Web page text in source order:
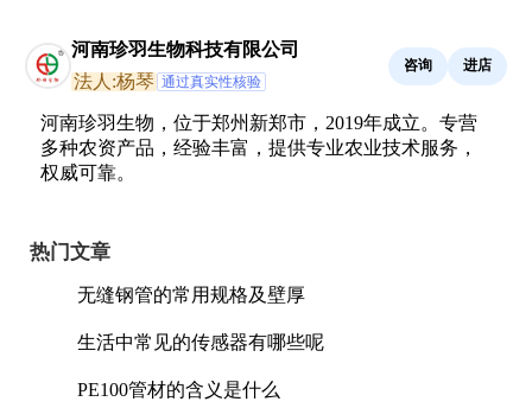
河南珍羽生物科技有限公司
法人:杨琴 通过真实性核验
咨询 进店
河南珍羽生物，位于郑州新郑市，2019年成立。专营
多种农资产品，经验丰富，提供专业农业技术服务，
权威可靠。
热门文章
无缝钢管的常用规格及壁厚
生活中常见的传感器有哪些呢
PE100管材的含义是什么